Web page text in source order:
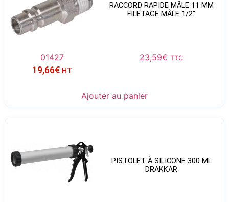
RACCORD RAPIDE MÂLE 11 MM
FILETAGE MÂLE 1/2″
01427 23,59€ TTC
19,66€ HT
Ajouter au panier
PISTOLET À SILICONE 300 ML
DRAKKAR